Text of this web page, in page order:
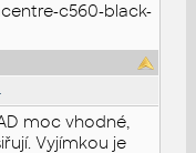
c560-black-
moc vhodné,
Vyjímkou je